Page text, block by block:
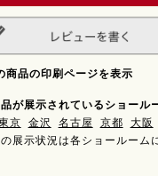
商品の印刷ページを表示
が展示されているショール
京 金沢 名古屋 京都 大阪
展示状況は各ショールーム